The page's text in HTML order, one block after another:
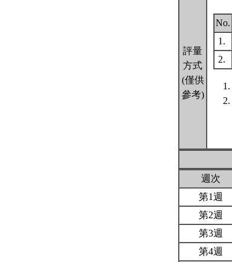
評量
方式
(僅供
參考)
No.
1.
2.
週次
第1週
第2週
第3週
第4週